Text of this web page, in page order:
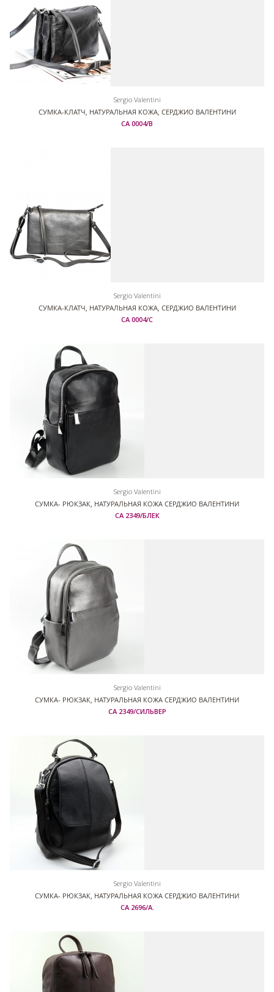
Sergio Valentini
СУМКА-КЛАТЧ, НАТУРАЛЬНАЯ КОЖА, СЕРДЖИО ВАЛЕНТИНИ
СА 0004/В
Sergio Valentini
СУМКА-КЛАТЧ, НАТУРАЛЬНАЯ КОЖА, СЕРДЖИО ВАЛЕНТИНИ
СА 0004/С
Sergio Valentini
СУМКА- РЮКЗАК, НАТУРАЛЬНАЯ КОЖА СЕРДЖИО ВАЛЕНТИНИ
СА 2349/БЛЕК
Sergio Valentini
СУМКА- РЮКЗАК, НАТУРАЛЬНАЯ КОЖА СЕРДЖИО ВАЛЕНТИНИ
СА 2349/СИЛЬВЕР
Sergio Valentini
СУМКА- РЮКЗАК, НАТУРАЛЬНАЯ КОЖА СЕРДЖИО ВАЛЕНТИНИ
СА 2696/А.